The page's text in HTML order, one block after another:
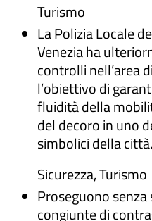
Turismo
La Polizia Locale
Venezia ha
controlli nell’area
l’obiettivo di
fluidità della
del decoro in uno
simbolici della città.
Sicurezza, Turismo
Proseguono
congiunte di